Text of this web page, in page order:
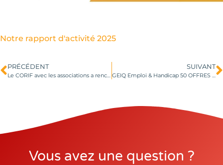
Notre rapport d'activité 2025
PRÉCÉDENT
Le CORIF avec les associations a rencontré Madame la Ministre Madame MORENO le jeudi 26 novembre 2020
SUIVANT
GEIQ Emploi & Handicap 50 OFFRES D’EMPLOI SONT ENCORE À POURVOIR
Vous avez une question ?